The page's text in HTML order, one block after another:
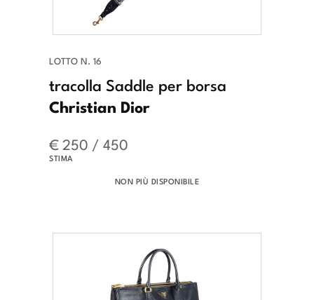
LOTTO N. 16
Christian Dior
tracolla Saddle per borsa
€ 250 / 450
STIMA
NON PIÙ DISPONIBILE